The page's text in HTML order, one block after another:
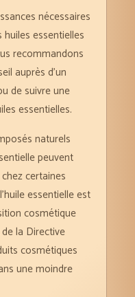
nécessaires
essentielles
recommandons
auprès d’un
de suivre une
essentielles.
naturels
peuvent
certaines
essentielle est
cosmétique
la Directive
cosmétiques
une moindre